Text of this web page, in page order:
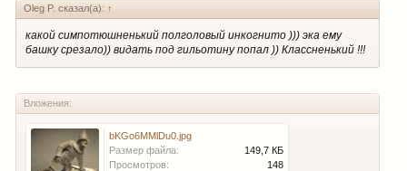
Oleg P. сказал(а): ↑
какой симпотюшненький полголовый инкогнито ))) эка ему
башку срезало)) видать под гильотину попал )) Классненький !!!
Вложения:
bKGo6MMlDu0.jpg
Размер файла:
149,7 КБ
Просмотров:
148